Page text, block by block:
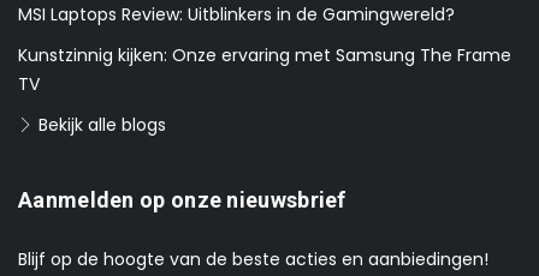
MSI Laptops Review: Uitblinkers in de Gamingwereld?
Kunstzinnig kijken: Onze ervaring met Samsung The Frame
TV
Bekijk alle blogs
Aanmelden op onze nieuwsbrief
Blijf op de hoogte van de beste acties en aanbiedingen!